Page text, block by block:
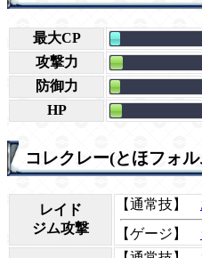
最大CP
攻撃力
防御力
HP
コレクレー(とほフォ
レイド
ジム攻撃
【通常技】
【ゲージ】